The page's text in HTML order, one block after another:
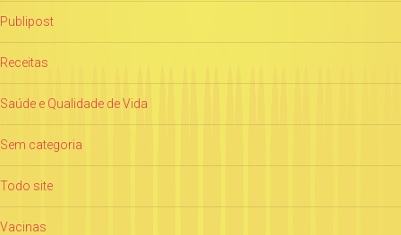
Publipost
Receitas
Saúde e Qualidade de Vida
Sem categoria
Todo site
Vacinas